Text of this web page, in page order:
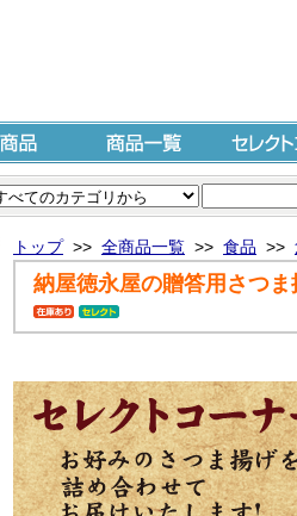
商品一覧 セレクト
トップ>> 全商品一覧 >> 食品 >>
納屋徳永屋の贈答用さつ